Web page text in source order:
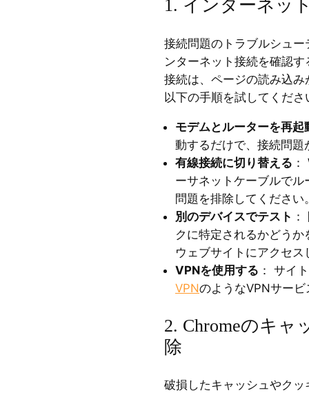
1. インターネッ
接続問題のトラブルシュ
ンターネット接続を確認
接続は、ページの読み込
以下の手順を試してくださ
モデムとルーターを再起
動するだけで、接続問
有線接続に切り替える
ーサネットケーブルで
問題を排除してください
別のデバイスでテスト
クに特定されるかどう
ウェブサイトにアクセ
VPNを使用する ： サイ
VPNのようなVPNサー
2. Chromeのキ
除
破損したキャッシュやク